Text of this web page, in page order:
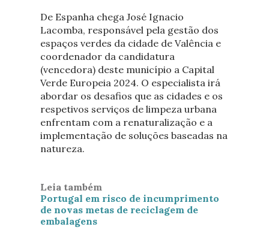
De Espanha chega José Ignacio
Lacomba, responsável pela gestão dos
espaços verdes da cidade de Valência e
coordenador da candidatura
(vencedora) deste município a Capital
Verde Europeia 2024. O especialista irá
abordar os desafios que as cidades e os
respetivos serviços de limpeza urbana
enfrentam com a renaturalização e a
implementação de soluções baseadas na
natureza.
Leia também
Portugal em risco de incumprimento
de novas metas de reciclagem de
embalagens